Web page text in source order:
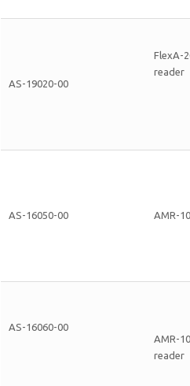
AS-19020-00
FlexA-
reader
AS-16050-00 AMR-
AS-16060-00
AMR-
reader